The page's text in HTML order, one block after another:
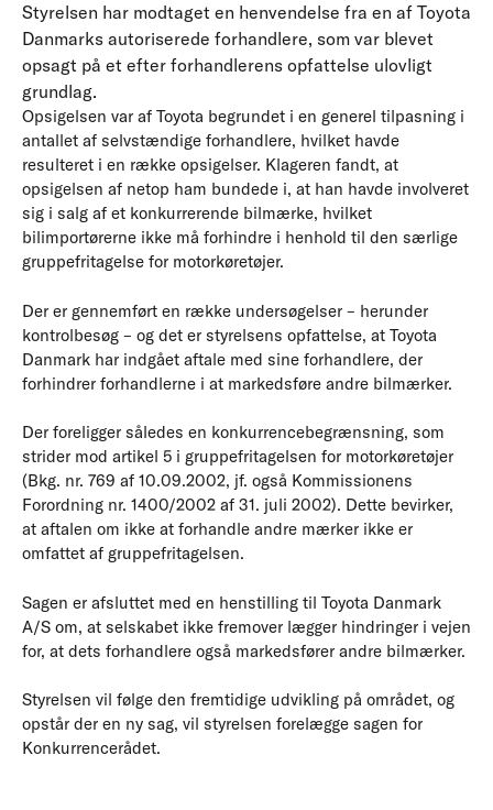
Styrelsen har modtaget en henvendelse fra en af Toyota
Danmarks autoriserede forhandlere, som var blevet
opsagt på et efter forhandlerens opfattelse ulovligt
grundlag.
Opsigelsen var af Toyota begrundet i en generel tilpasning i
antallet af selvstændige forhandlere, hvilket havde
resulteret i en række opsigelser. Klageren fandt, at
opsigelsen af netop ham bundede i, at han havde involveret
sig i salg af et konkurrerende bilmærke, hvilket
bilimportørerne ikke må forhindre i henhold til den særlige
gruppefritagelse for motorkøretøjer.
Der er gennemført en række undersøgelser – herunder
kontrolbesøg – og det er styrelsens opfattelse, at Toyota
Danmark har indgået aftale med sine forhandlere, der
forhindrer forhandlerne i at markedsføre andre bilmærker.
Der foreligger således en konkurrencebegrænsning, som
strider mod artikel 5 i gruppefritagelsen for motorkøretøjer
(Bkg. nr. 769 af 10.09.2002, jf. også Kommissionens
Forordning nr. 1400/2002 af 31. juli 2002). Dette bevirker,
at aftalen om ikke at forhandle andre mærker ikke er
omfattet af gruppefritagelsen.
Sagen er afsluttet med en henstilling til Toyota Danmark
A/S om, at selskabet ikke fremover lægger hindringer i vejen
for, at dets forhandlere også markedsfører andre bilmærker.
Styrelsen vil følge den fremtidige udvikling på området, og
opstår der en ny sag, vil styrelsen forelægge sagen for
Konkurrencerådet.